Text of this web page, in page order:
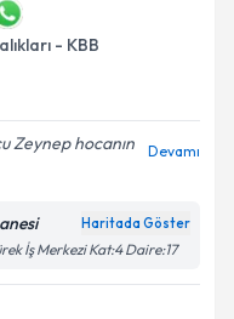
- KBB
Zeynep hocanın
Devamı
Haritada Göster
İş Merkezi Kat:4 Daire:17